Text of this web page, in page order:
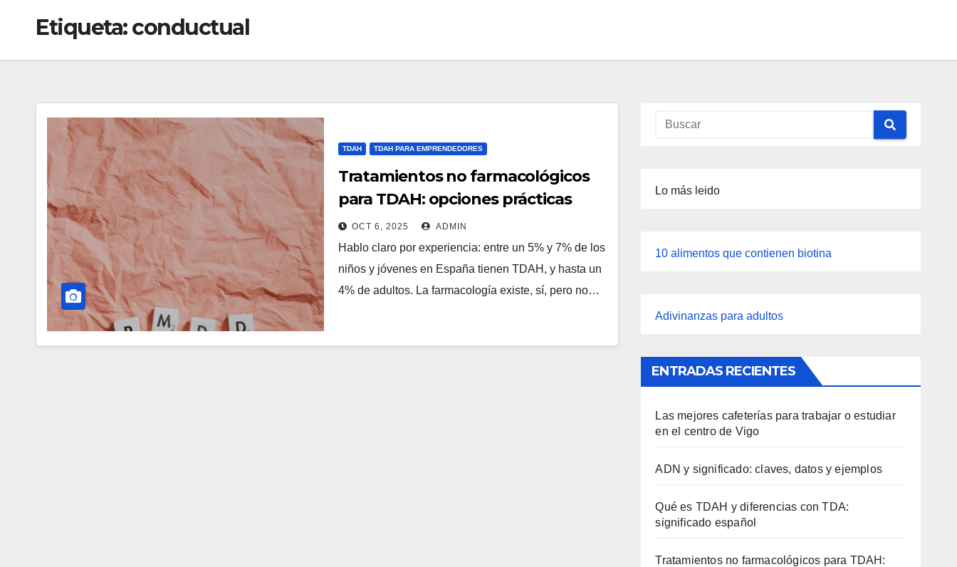
Etiqueta:conductual
TDAH TDAH PARA EMPRENDEDORES
Tratamientos no farmacológicos
para TDAH: opciones prácticas
OCT 6, 2025 ADMIN
Hablo claro por experiencia: entre un 5% y 7% de los
niños y jóvenes en España tienen TDAH, y hasta un
4% de adultos. La farmacología existe, sí, pero no…
Lo más leido
10 alimentos que contienen biotina
Adivinanzas para adultos
ENTRADAS RECIENTES
Las mejores cafeterías para trabajar o estudiar
en el centro de Vigo
ADN y significado: claves, datos y ejemplos
Qué es TDAH y diferencias con TDA:
significado español
Tratamientos no farmacológicos para TDAH: